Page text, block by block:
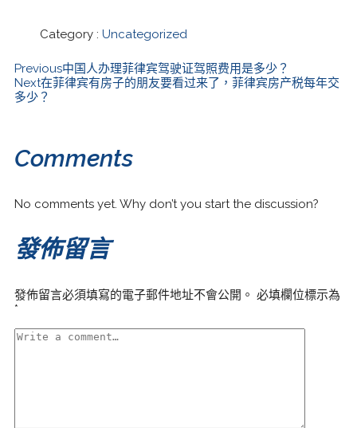
Category : Uncategorized
Previous中国人办理菲律宾驾驶证驾照费用是多少？
Next在菲律宾有房子的朋友要看过来了，菲律宾房产税每年交
多少？
Comments
No comments yet. Why don’t you start the discussion?
發佈留言
發佈留言必須填寫的電子郵件地址不會公開。 必填欄位標示為
*